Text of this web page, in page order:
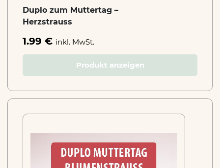
Duplo zum Muttertag –
Herzstrauss
1.99 € inkl. MwSt.
Produkt anzeigen